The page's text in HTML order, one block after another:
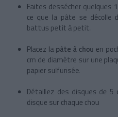
Faites dessécher quelques
ce que la pâte se décolle
battus petit à petit.
Placez la pâte à chou en
cm de diamètre sur une
papier sulfurisée.
Détaillez des disques de 5
disque sur chaque chou